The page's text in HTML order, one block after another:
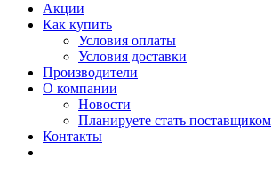
Акции
Как купить
Условия оплаты
Условия доставки
Производители
О компании
Новости
Планируете стать поставщиком
Контакты